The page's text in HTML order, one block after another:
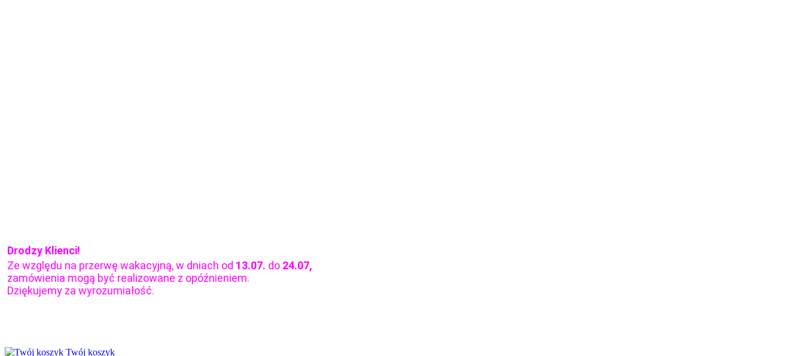
Drodzy Klienci!
Ze względu na przerwę wakacyjną, w dniach od 13.07. do 24.07,
zamówienia mogą być realizowane z opóźnieniem.
Dziękujemy za wyrozumiałość.
Twój koszyk